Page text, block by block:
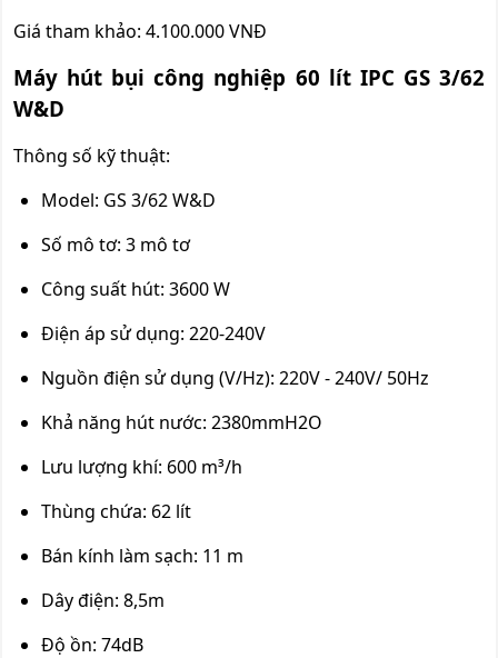
Giá tham khảo: 4.100.000 VNĐ
Máy hút bụi công nghiệp 60 lít IPC GS 3/62
W&D
Thông số kỹ thuật:
Model: GS 3/62 W&D
Số mô tơ: 3 mô tơ
Công suất hút: 3600 W
Điện áp sử dụng: 220-240V
Nguồn điện sử dụng (V/Hz): 220V - 240V/ 50Hz
Khả năng hút nước: 2380mmH2O
Lưu lượng khí: 600 m³/h
Thùng chứa: 62 lít
Bán kính làm sạch: 11 m
Dây điện: 8,5m
Độ ồn: 74dB